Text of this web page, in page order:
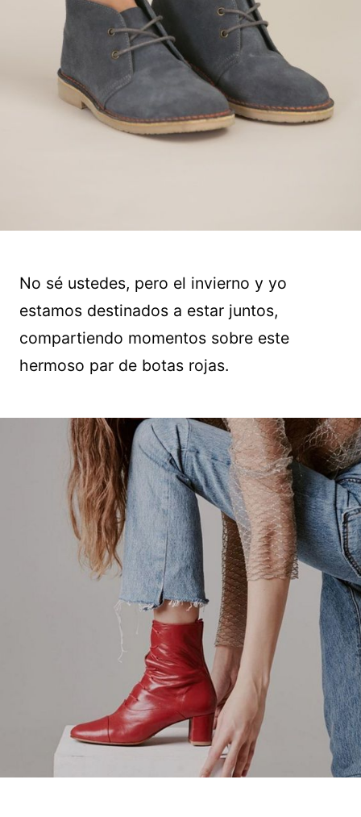
No sé ustedes, pero el invierno y yo
estamos destinados a estar juntos,
compartiendo momentos sobre este
hermoso par de botas rojas.